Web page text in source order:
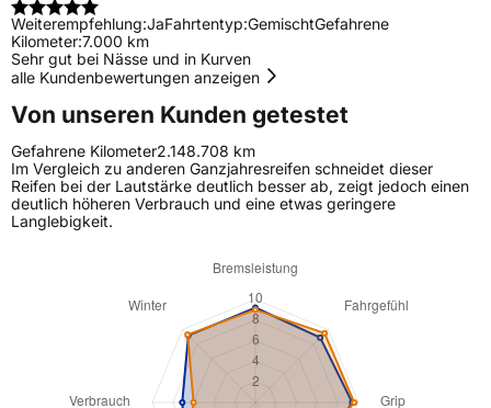
Weiterempfehlung:JaFahrtentyp:GemischtGefahrene
Kilometer:7.000 km
Sehr gut bei Nässe und in Kurven
alle Kundenbewertungen anzeigen
Von unseren Kunden getestet
Gefahrene Kilometer2.148.708 km
Im Vergleich zu anderen Ganzjahresreifen schneidet dieser
Reifen bei der Lautstärke deutlich besser ab, zeigt jedoch einen
deutlich höheren Verbrauch und eine etwas geringere
Langlebigkeit.